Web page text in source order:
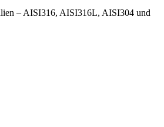
– AISI316, AISI316L, AISI304 und